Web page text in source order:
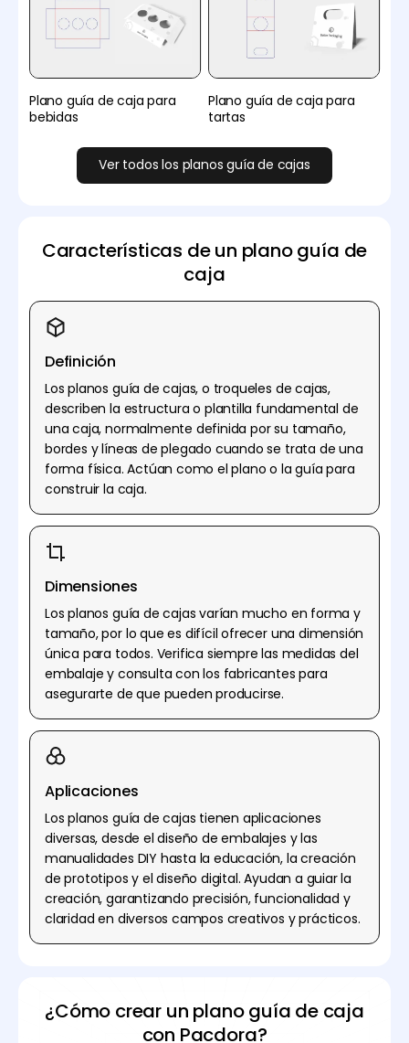
Plano guía de caja para
bebidas
Plano guía de caja para
tartas
Ver todos los planos guía de cajas
Características de un plano guía de
caja
Definición
Los planos guía de cajas, o troqueles de cajas,
describen la estructura o plantilla fundamental de
una caja, normalmente definida por su tamaño,
bordes y líneas de plegado cuando se trata de una
forma física. Actúan como el plano o la guía para
construir la caja.
Dimensiones
Los planos guía de cajas varían mucho en forma y
tamaño, por lo que es difícil ofrecer una dimensión
única para todos. Verifica siempre las medidas del
embalaje y consulta con los fabricantes para
asegurarte de que pueden producirse.
Aplicaciones
Los planos guía de cajas tienen aplicaciones
diversas, desde el diseño de embalajes y las
manualidades DIY hasta la educación, la creación
de prototipos y el diseño digital. Ayudan a guiar la
creación, garantizando precisión, funcionalidad y
claridad en diversos campos creativos y prácticos.
¿Cómo crear un plano guía de caja
con Pacdora?